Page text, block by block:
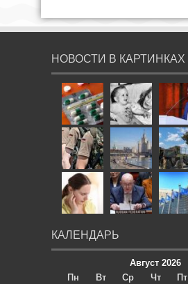
НОВОСТИ В КАРТИНКАХ
КАЛЕНДАРЬ
Август 2026
Пн
Вт Ср Чт Пт